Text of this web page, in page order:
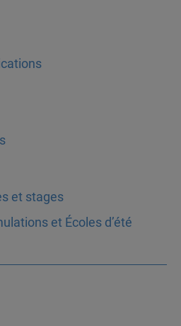
et stages
et Écoles d’été